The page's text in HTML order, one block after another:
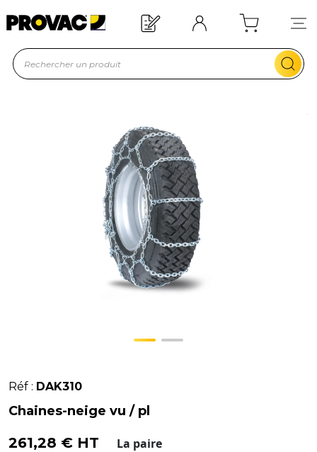
Offre de bienvenue : 20€ offerts !
En savoir plus
Réf : DAK310
Chaines-neige vu / pl
261,28 € HT La paire